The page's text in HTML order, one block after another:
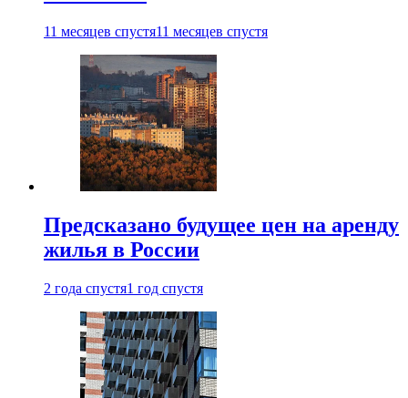
11 месяцев спустя11 месяцев спустя
Предсказано будущее цен на аренду
жилья в России
2 года спустя1 год спустя